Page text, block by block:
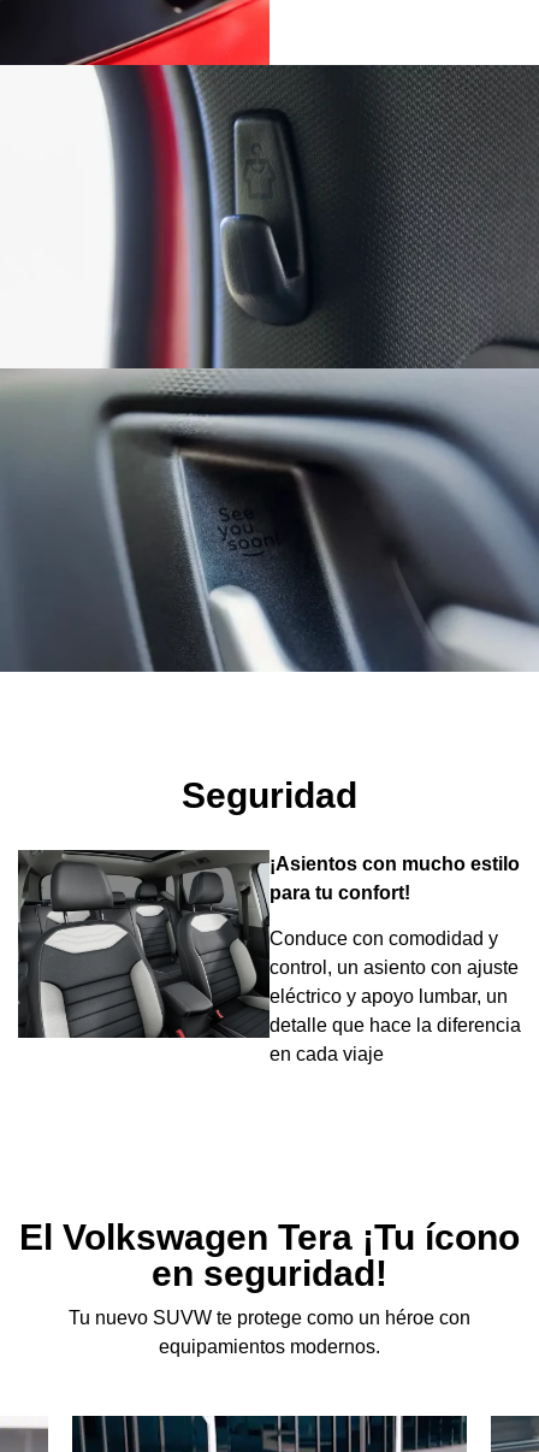
Seguridad
¡Asientos con mucho estilo
para tu confort!
Conduce con comodidad y
control, un asiento con ajuste
eléctrico y apoyo lumbar, un
detalle que hace la diferencia
en cada viaje
El Volkswagen Tera ¡Tu ícono
en seguridad!
Tu nuevo SUVW te protege como un héroe con
equipamientos modernos.